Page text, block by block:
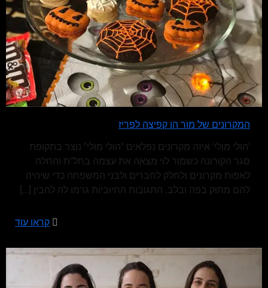
המקרונים של מור הן קפיצה לפריז
'הולי מולי' איזה מקרונים נפלאים "הולי מולי" נוצר בתקופת
סגר הקורונה כשמור לוי מצאה את עצמה בחל"ת והחלה
לאפות מקרונים ולחלק לחברים ולבני המשפחה כדי שיהיה
להם מתוק בפה ובלב. התגובות החיוביות גרמו לה להבין […]
קראו עוד